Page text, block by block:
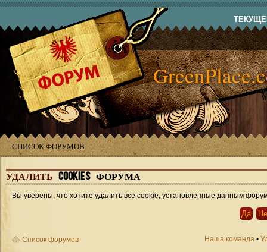
СПИСОК ФОРУМОВ
УДАЛИТЬ COOKIES ФОРУМА
Вы уверены, что хотите удалить все cookie, установленные данным
Список форумов Наша команда •